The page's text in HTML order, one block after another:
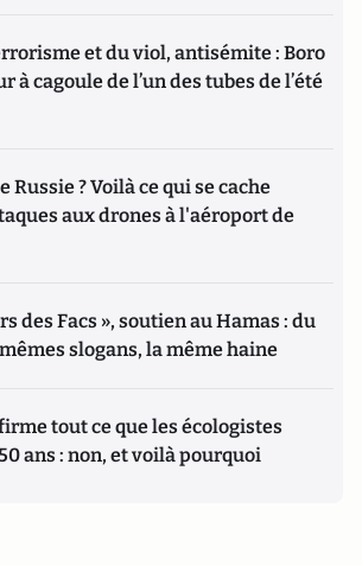
et du viol, antisémite : Boro
à cagoule de l’un des tubes de l’été
Russie ? Voilà ce qui se cache
aux drones à l'aéroport de
des Facs », soutien au Hamas : du
slogans, la même haine
tout ce que les écologistes
ans : non, et voilà pourquoi